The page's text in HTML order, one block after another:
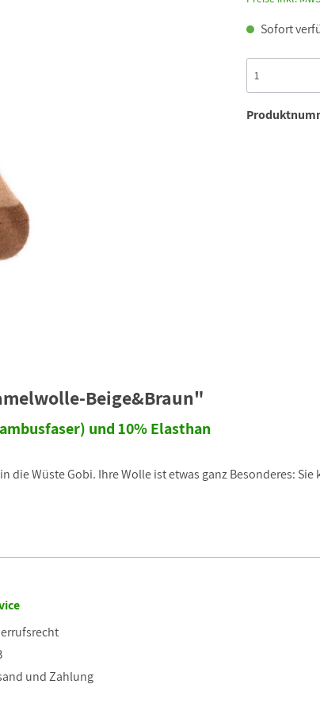
Sofort
Beige&Braun"
und 10% Elasthan
Wüste Gobi. Ihre Wolle ist etwas ganz Besonderes:
und Zahlung